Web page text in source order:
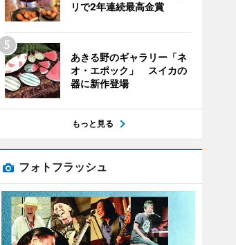
リで2年連続最高金賞
あきる野のギャラリー「ネ
オ・エポック」 スイカの
器に新作登場
もっと見る
フォトフラッシュ